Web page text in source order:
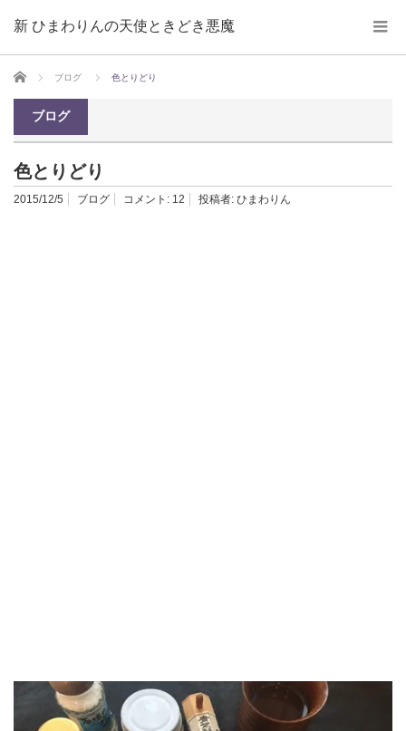
新 ひまわりんの天使ときどき悪魔
ホーム ブログ 色とりどり
ブログ
色とりどり
2015/12/5 ブログ コメント: 12 投稿者: ひまわりん